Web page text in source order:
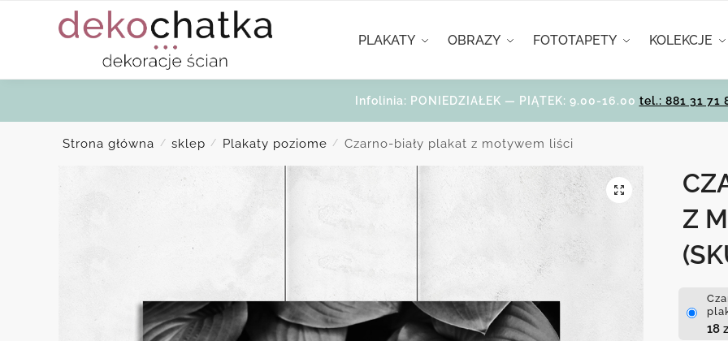
PLAKATY OBRAZY FOTOTAPETY KOLEKCJE
Infolinia: PONIEDZIAŁEK — PIĄTEK: 9.00-16.00 tel.: 881 31 71
Strona główna / sklep / Plakaty poziome / Czarno-biały plakat z motywem liści
Z
18